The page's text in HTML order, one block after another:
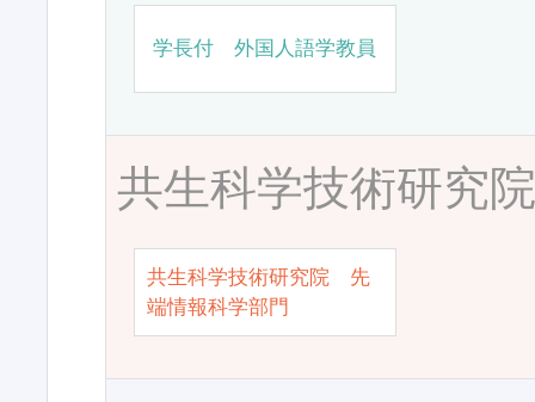
学長付 外国人語学教員
共生科学技術研究
共生科学技術研究院 先
端情報科学部門